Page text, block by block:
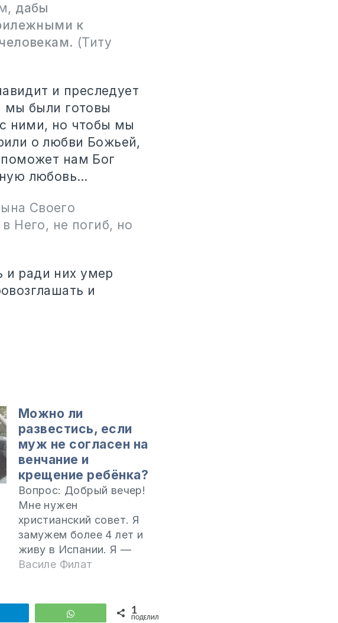
дабы
к
(Титу
и преследует
мы были готовы
с ними, но чтобы мы
о любви Божьей,
поможет нам Бог
любовь…
Своего
Него, не погиб, но
и ради них умер
и
Можно ли
развестись, если
муж не согласен на
венчание и
крещение ребёнка?
Вопрос: Добрый вечер!
Мне нужен
христианский совет. Я
замужем более 4 лет и
живу в Испании. Я —
гражданка Республики
поженились только в
Василе Филат
WhatsApp 1
ПОДЕЛИЛИСЬ